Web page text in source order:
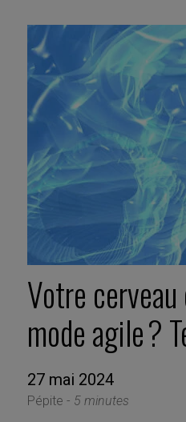
Votre
mode agile ?
27 mai 2024
Pépite - 5 minutes